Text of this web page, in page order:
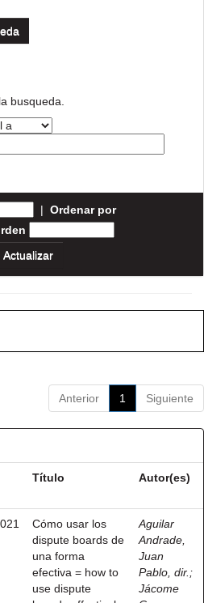
busqueda.
| Ordenar por
Anterior 1 Siguiente
Título Autor(es)
Cómo usar los
dispute boards de
una forma
efectiva = how to
use dispute
Aguilar
Andrade,
Juan
Pablo, dir. ;
Jácome